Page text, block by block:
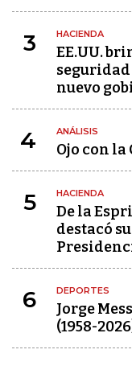
3 HACIENDA
EE.UU.
seguridad
nuevo
4 ANÁLISIS
Ojo con
5 HACIENDA
De la
destacó
6 DEPORTES
Jorge
(1958-